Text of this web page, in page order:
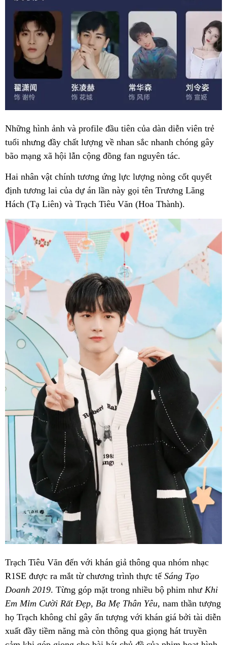
Những hình ảnh và profile đầu tiên của dàn diễn viên trẻ
tuổi nhưng đầy chất lượng về nhan sắc nhanh chóng gây
bão mạng xã hội lẫn cộng đồng fan nguyên tác.
Hai nhân vật chính tương ứng lực lượng nòng cốt quyết
định tương lai của dự án lần này gọi tên Trương Lăng
Hách (Tạ Liên) và Trạch Tiêu Văn (Hoa Thành).
Trạch Tiêu Văn đến với khán giả thông qua nhóm nhạc
R1SE được ra mắt từ chương trình thực tế Sáng Tạo
Doanh 2019. Từng góp mặt trong nhiều bộ phim như Khi
Em Mỉm Cười Rất Đẹp, Ba Mẹ Thân Yêu, nam thần tượng
họ Trạch không chỉ gây ấn tượng với khán giá bởi tài diễn
xuất đầy tiềm năng mà còn thông qua giọng hát truyền